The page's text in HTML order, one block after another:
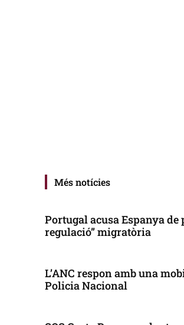
Més notícies
Portugal acusa Espanya de
regulació” migratòria
L’ANC respon amb una
Policia Nacional